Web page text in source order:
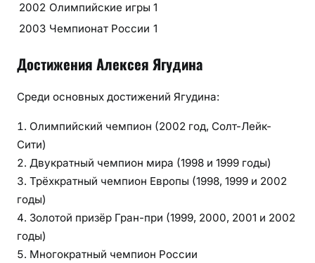
2002 Олимпийские игры 1
2003 Чемпионат России 1
Достижения Алексея Ягудина
Среди основных достижений Ягудина:
Олимпийский чемпион (2002 год, Солт-Лейк-
Сити)
Двукратный чемпион мира (1998 и 1999 годы)
Трёхкратный чемпион Европы (1998, 1999 и 2002
годы)
Золотой призёр Гран-при (1999, 2000, 2001 и 2002
годы)
Многократный чемпион России